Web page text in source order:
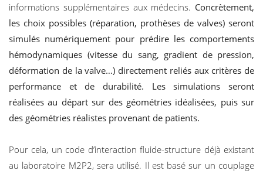
informations supplémentaires aux médecins. Concrètement,
les choix possibles (réparation, prothèses de valves) seront
simulés numériquement pour prédire les comportements
hémodynamiques (vitesse du sang, gradient de pression,
déformation de la valve…) directement reliés aux critères de
performance et de durabilité. Les simulations seront
réalisées au départ sur des géométries idéalisées, puis sur
des géométries réalistes provenant de patients.
Pour cela, un code d’interaction fluide-structure déjà existant
au laboratoire M2P2, sera utilisé. Il est basé sur un couplage